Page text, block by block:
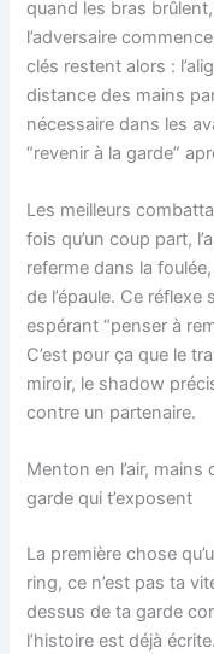
quand les bras
l’adversaire
clés restent alors :
distance des mains
nécessaire dans les
“revenir à la garde”
Les meilleurs
fois qu’un coup part,
referme dans la
de l’épaule. Ce
espérant “penser à
C’est pour ça que le
miroir, le shadow
contre un partenaire.
Menton en l’air,
garde qui t’exposent
La première chose
ring, ce n’est pas ta
dessus de ta garde
l’histoire est déjà écrite.